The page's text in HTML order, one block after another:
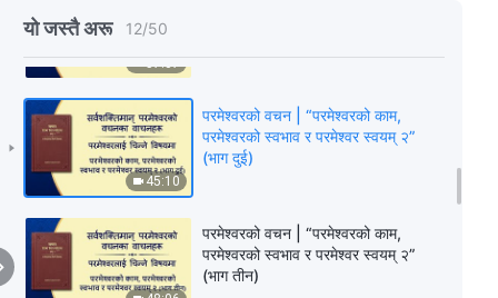
यो जस्तै अरू 12/50
57:37
45:10
परमेश्‍वरको वचन | “परमेश्‍वरको काम,
परमेश्‍वरको स्वभाव र परमेश्‍वर स्वयम् २”
(भाग दुई)
परमेश्‍वरको वचन | “परमेश्‍वरको काम,
परमेश्‍वरको स्वभाव र परमेश्‍वर स्वयम् २”
(भाग तीन)